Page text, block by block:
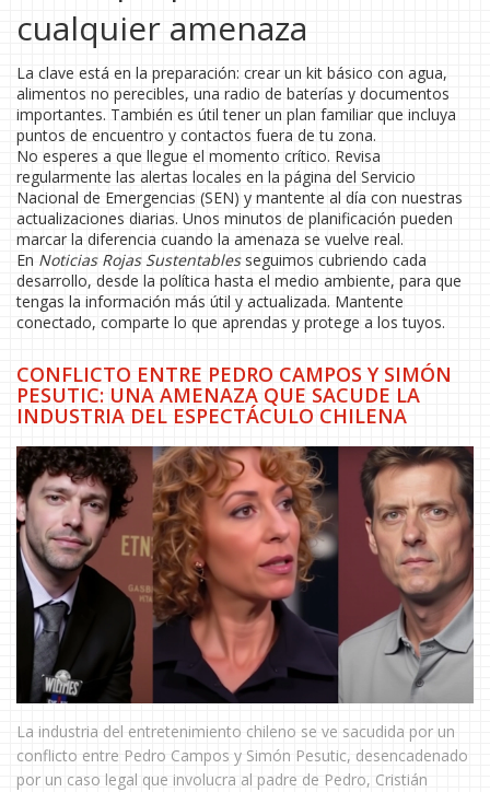
cualquier amenaza
La clave está en la preparación: crear un kit básico con agua,
alimentos no perecibles, una radio de baterías y documentos
importantes. También es útil tener un plan familiar que incluya
puntos de encuentro y contactos fuera de tu zona.
No esperes a que llegue el momento crítico. Revisa
regularmente las alertas locales en la página del Servicio
Nacional de Emergencias (SEN) y mantente al día con nuestras
actualizaciones diarias. Unos minutos de planificación pueden
marcar la diferencia cuando la amenaza se vuelve real.
En Noticias Rojas Sustentablesseguimos cubriendo cada
desarrollo, desde la política hasta el medio ambiente, para que
tengas la información más útil y actualizada. Mantente
conectado, comparte lo que aprendas y protege a los tuyos.
CONFLICTO ENTRE PEDRO CAMPOS Y SIMÓN
PESUTIC: UNA AMENAZA QUE SACUDE LA
INDUSTRIA DEL ESPECTÁCULO CHILENA
La industria del entretenimiento chileno se ve sacudida por un
conflicto entre Pedro Campos y Simón Pesutic, desencadenado
por un caso legal que involucra al padre de Pedro, Cristián